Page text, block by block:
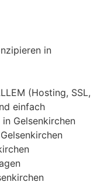
in
(Hosting, SSL,
einfach
Gelsenkirchen